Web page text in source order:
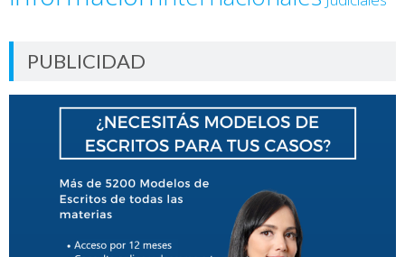
PUBLICIDAD